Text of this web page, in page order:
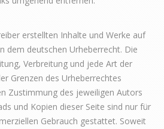
erstellten Inhalte und Werke auf
dem deutschen Urheberrecht. Die
Verbreitung und jede Art der
Grenzen des Urheberrechtes
Zustimmung des jeweiligen Autors
und Kopien dieser Seite sind nur für
Gebrauch gestattet. Soweit